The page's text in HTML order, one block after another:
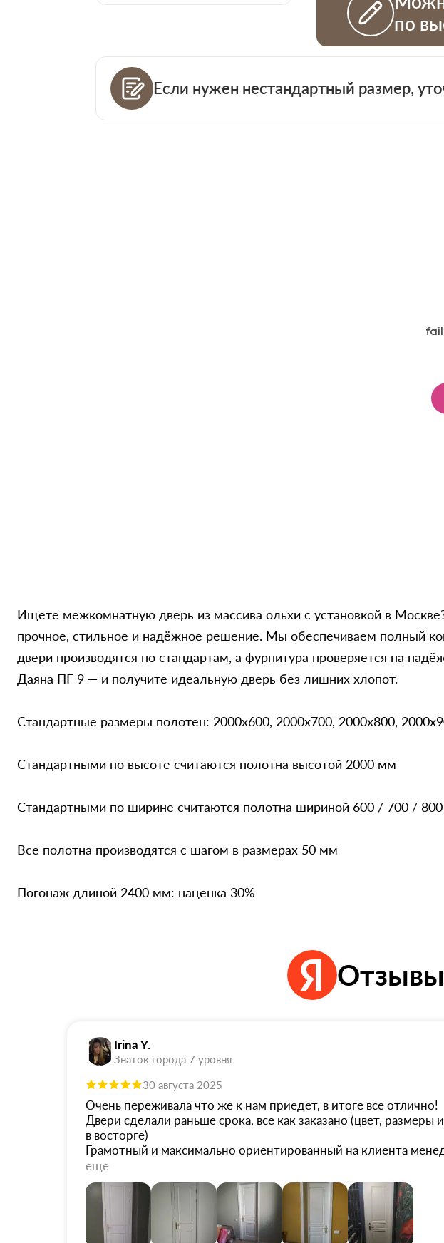
по
Если нужен нестандартный размер,
Ищете межкомнатную дверь из массива ольхи с установкой в
прочное, стильное и надёжное решение. Мы обеспечиваем полный
двери производятся по стандартам, а фурнитура проверяется на
Даяна ПГ 9 — и получите идеальную дверь без лишних хлопот.
Стандартные размеры полотен: 2000x600, 2000x700, 2000x800,
Стандартными по высоте считаются полотна высотой 2000 мм
Стандартными по ширине считаются полотна шириной 600 / 700 /
Все полотна производятся с шагом в размерах 50 мм
Погонаж длиной 2400 мм: наценка 30%
Irina Y.
Знаток города 7 уровня
30 августа 2025
Очень переживала что же к нам приедет, в итоге все отлично!
Двери сделали раньше срока, все как заказано (цвет,
в восторге)
Грамотный и максимально ориентированный на клиента
вопросы, быстро помог сделать дозаказ на доборы (у нас
Я очень довольна!
Из минусов, дорогая установка, поэтому мы ей не
больше плюс в карму этой компании.
еще